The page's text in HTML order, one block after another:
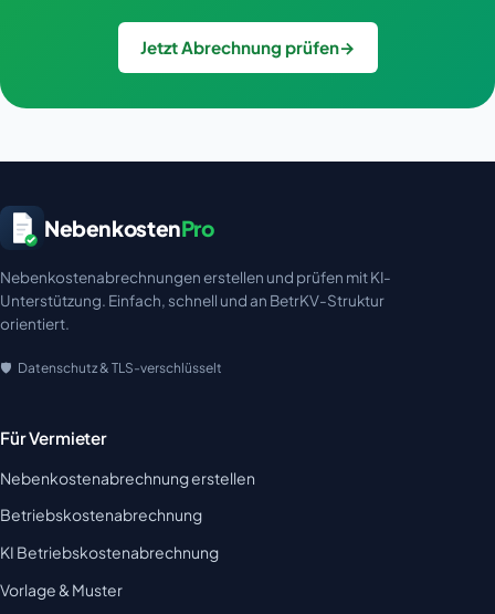
Jetzt Abrechnung prüfen→
NebenkostenPro
Nebenkostenabrechnungen erstellen und prüfen mit KI-
Unterstützung. Einfach, schnell und an BetrKV-Struktur
orientiert.
Datenschutz & TLS-verschlüsselt
Für Vermieter
Nebenkostenabrechnung erstellen
Betriebskostenabrechnung
KI Betriebskostenabrechnung
Vorlage & Muster